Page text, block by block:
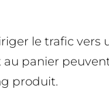
le trafic vers
panier
produit.